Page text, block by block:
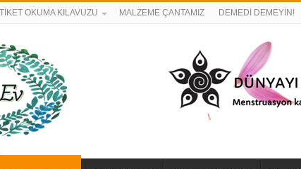
OKUMA KILAVUZU MALZEME ÇANTAMIZ DEMEDİ DEMEYİN!